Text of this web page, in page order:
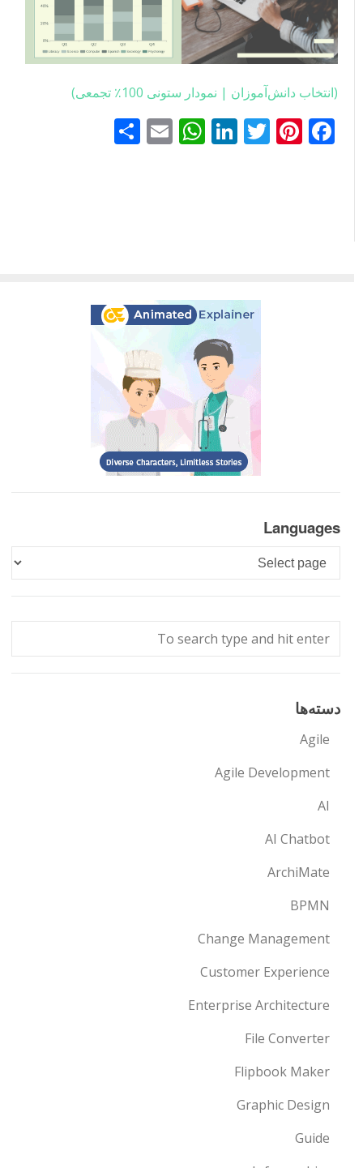
(انتخاب دانش‌آموزان | نمودار ستونی 100٪ تجمعی)
Facebook
Pinterest
Twitter
LinkedIn
WhatsApp
Emailاشتراک
Languages
Languages
دسته‌ها
Agile
Agile Development
AI
AI Chatbot
ArchiMate
BPMN
Change Management
Customer Experience
Enterprise Architecture
File Converter
Flipbook Maker
Graphic Design
Guide